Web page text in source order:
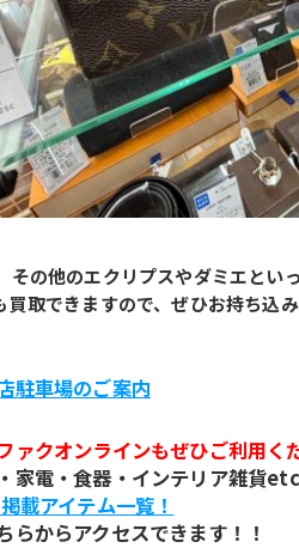
その他のエクリプスやダミエとい
買取できますので、ぜひお持ち込
駐車場のご案内
ァクオンラインもぜひご利用く
家電・食器・インテリア雑貨
載アイテム一覧！
らからアクセスできます！！